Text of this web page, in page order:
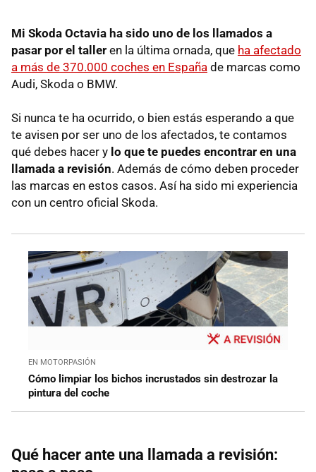
Mi Skoda Octavia ha sido uno de los llamados a
pasar por el taller en la última ornada, que ha afectado
a más de 370.000 coches en España de marcas como
Audi, Skoda o BMW.
Si nunca te ha ocurrido, o bien estás esperando a que
te avisen por ser uno de los afectados, te contamos
qué debes hacer y lo que te puedes encontrar en una
llamada a revisión. Además de cómo deben proceder
las marcas en estos casos. Así ha sido mi experiencia
con un centro oficial Skoda.
EN MOTORPASIÓN
Cómo limpiar los bichos incrustados sin destrozar la
pintura del coche
Qué hacer ante una llamada a revisión: